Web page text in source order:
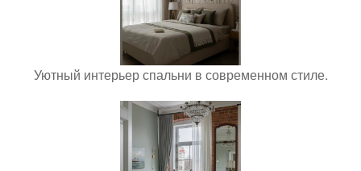
Уютный интерьер спальни в современном стиле.